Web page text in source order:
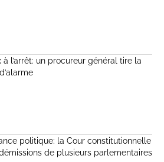
à l’arrêt: un procureur général tire la
politique: la Cour constitutionnelle
de plusieurs parlementaires